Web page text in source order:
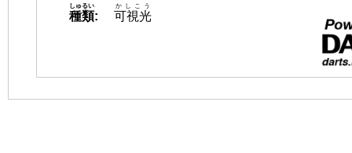
種類
しゅるい
: 可視光
かしこう